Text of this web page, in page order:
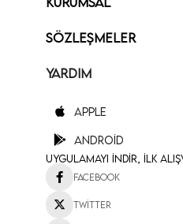
SÖZLEŞMELER
YARDIM
Apple
Android
Uygulamayı İndir, İlk
Facebook
Twitter